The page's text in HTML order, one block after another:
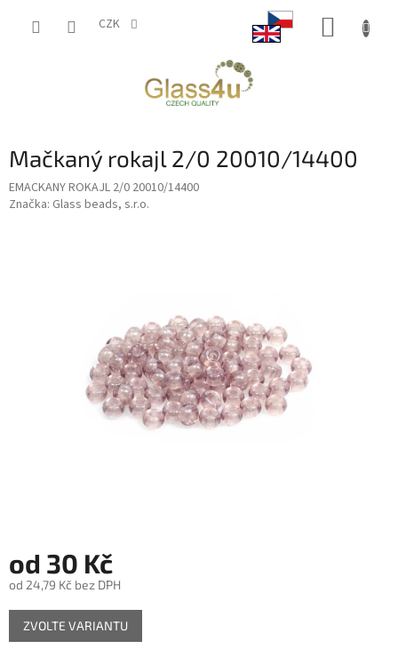
CZK
Mačkaný rokajl 2/0 20010/14400
EMACKANY ROKAJL 2/0 20010/14400
Značka: Glass beads, s.r.o.
od 30 Kč
od 24,79 Kč bez DPH
Měrná
cena:
ZVOLTE VARIANTU